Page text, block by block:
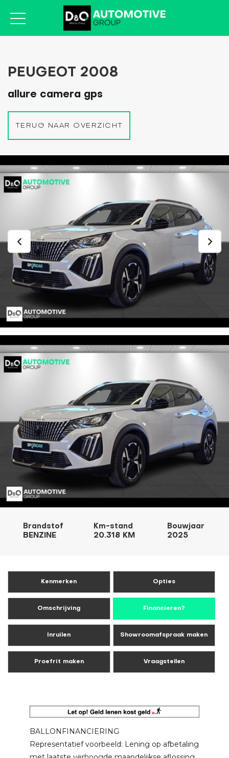
PEUGEOT 2008
allure camera gps
TERUG NAAR OVERZICHT
Brandstof
BENZINE
Km-stand
20.318 KM
Bouwjaar
2025
Kenmerken Opties
Omschrijving Financieren?
Inruilen Showroomafspraak maken
Proefrit maken Vraagstellen
BALLONFINANCIERING
Representatief voorbeeld: Lening op afbetaling